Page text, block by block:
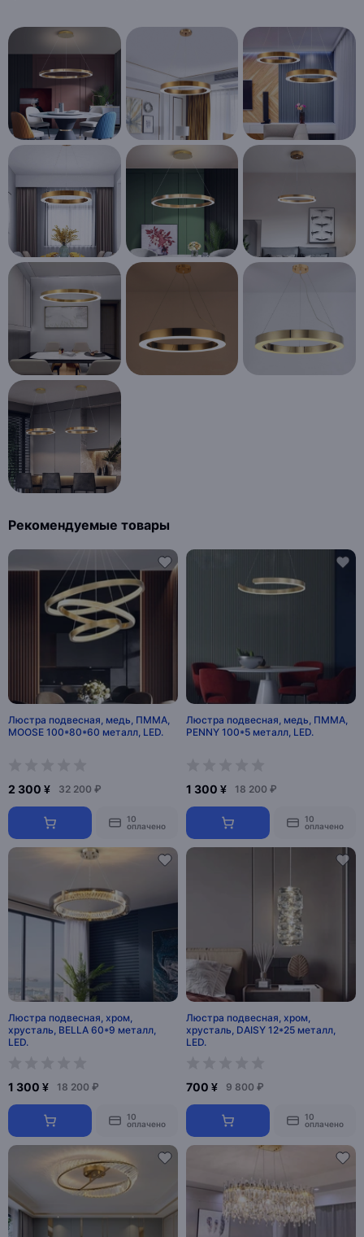
Рекомендуемые товары
Люстра подвесная, медь, ПММА,
MOOSE 100*80*60 металл, LED.
2 300 ¥ 32 200 ₽
10
оплачено
Люстра подвесная, медь, ПММА,
PENNY 100*5 металл, LED.
1 300 ¥ 18 200 ₽
10
оплачено
Люстра подвесная, хром,
хрусталь, BELLA 60*9 металл,
LED.
1 300 ¥ 18 200 ₽
10
оплачено
Люстра подвесная, хром,
хрусталь, DAISY 12*25 металл,
LED.
700 ¥ 9 800 ₽
10
оплачено